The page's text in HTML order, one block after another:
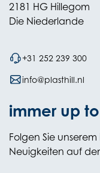
2181 HG Hillegom
Die Niederlande
+31 252 239 300
info@plasthill.nl
immer up
Folgen Sie
Neuigkeiten auf